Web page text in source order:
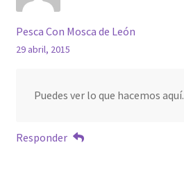
Pesca Con Mosca de León
29 abril, 2015
Puedes ver lo que hacemos aquí.
Responder